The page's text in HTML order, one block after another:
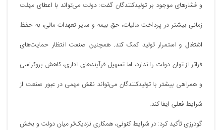
و فشارهای موجود بر تولیدکنندگان گفت: دولت می‌تواند با اعطای مهلت
زمانی بیشتر در پرداخت مالیات، حق بیمه و سایر تعهدات مالی، به حفظ
اشتغال و استمرار تولید کمک کند. همچنین صنعت انتظار حمایت‌های
فراتر از توان دولت را ندارد، اما تسهیل فرآیندهای اداری، کاهش بروکراسی
و همراهی بیشتر با تولیدکنندگان می‌تواند نقش مهمی در عبور صنعت از
شرایط فعلی ایفا کند.
گودرزی تأکید کرد: در شرایط کنونی، همکاری نزدیک‌تر میان دولت و بخش